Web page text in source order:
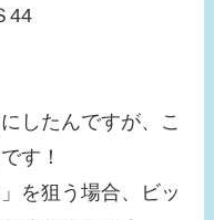
44
したんですが、こ
す！
を狙う場合、ビッ